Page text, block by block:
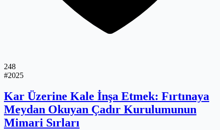
248
#2025
Kar Üzerine Kale İnşa Etmek: Fırtınaya
Meydan Okuyan Çadır Kurulumunun
Mimari Sırları